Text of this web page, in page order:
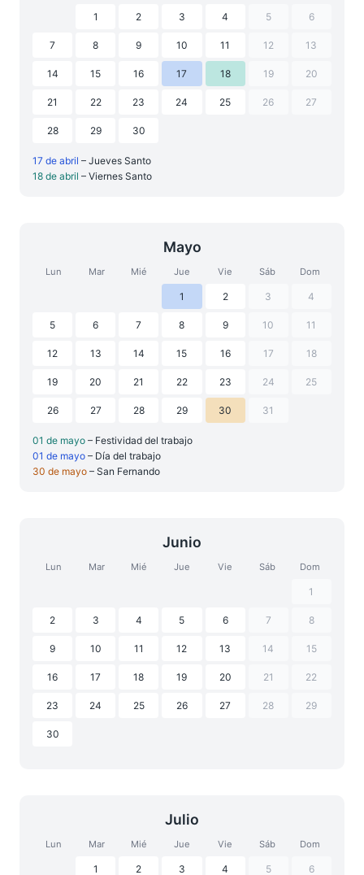
1 2 3 4 5 6
7 8 9 10 11 12 13
14 15 16 17 18 19 20
21 22 23 24 25 26 27
28 29 30
17 de abril – Jueves Santo
18 de abril – Viernes Santo
Mayo
Lun Mar Mié Jue Vie Sáb Dom
1 2 3 4
5 6 7 8 9 10 11
12 13 14 15 16 17 18
19 20 21 22 23 24 25
26 27 28 29 30 31
01 de mayo – Festividad del trabajo
01 de mayo – Día del trabajo
30 de mayo – San Fernando
Junio
Lun Mar Mié Jue Vie Sáb Dom
1
2 3 4 5 6 7 8
9 10 11 12 13 14 15
16 17 18 19 20 21 22
23 24 25 26 27 28 29
30
Julio
Lun Mar Mié Jue Vie Sáb Dom
1 2 3 4 5 6